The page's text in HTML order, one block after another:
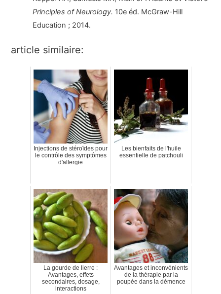
Principles of Neurology. 10e éd. McGraw-Hill
Education ; 2014.
article similaire:
Injections de stéroïdes pour
le contrôle des symptômes
d'allergie
Les bienfaits de l'huile
essentielle de patchouli
La gourde de lierre :
Avantages, effets
secondaires, dosage,
interactions
Avantages et inconvénients
de la thérapie par la
poupée dans la démence